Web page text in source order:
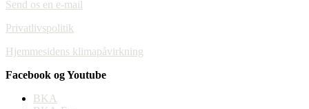
Send os en e-mail
Privatlivspolitik
Hjemmesidens klimapåvirkning
Facebook og Youtube
BKA